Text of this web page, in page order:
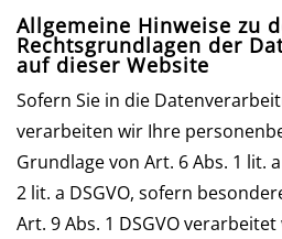
Allgemeine Hinweise zu
Rechtsgrundlagen der
auf dieser Website
Sofern Sie in die
verarbeiten wir Ihre
Grundlage von Art. 6 Abs. 1 lit.
2 lit. a DSGVO, sofern
Art. 9 Abs. 1 DSGVO